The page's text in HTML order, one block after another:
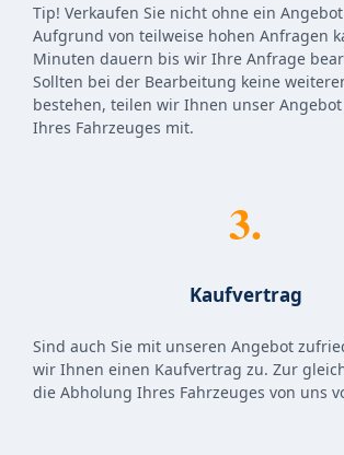
Tip! Verkaufen Sie nicht ohne ein
Aufgrund von teilweise hohen Anfragen
Minuten dauern bis wir Ihre Anfrage
Sollten bei der Bearbeitung keine
bestehen, teilen wir Ihnen unser
Ihres Fahrzeuges mit.
3.
Kaufvertrag
Sind auch Sie mit unseren Angebot
wir Ihnen einen Kaufvertrag zu. Zur
die Abholung Ihres Fahrzeuges von uns